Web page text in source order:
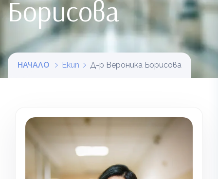
Борисова
НАЧАЛО Екип Д-р Вероника Борисова